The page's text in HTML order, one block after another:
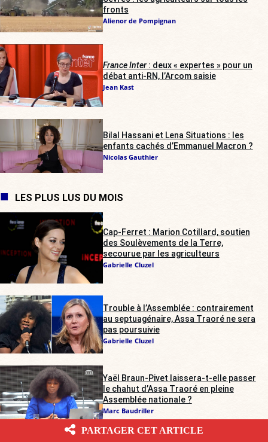
fronts
Alienor de Pompignan
France Inter: deux « expertes » pour un
débat anti-RN, l’Arcom saisie
Jean Kast
Bilal Hassani et Lena Situations : les
enfants cachés d’Emmanuel Macron ?
Nicolas Gauthier
LES PLUS LUS DU MOIS
Cap-Ferret : Marion Cotillard, soutien
des Soulèvements de la Terre,
secourue par les agriculteurs
Gabrielle Cluzel
Trouble à l’Assemblée : contrairement
au septuagénaire, Assa Traoré ne sera
pas poursuivie
Gabrielle Cluzel
Yaël Braun-Pivet laissera-t-elle passer
le chahut d’Assa Traoré en pleine
Assemblée nationale ?
Marc Baudriller
PARTAGER CET ARTICLE